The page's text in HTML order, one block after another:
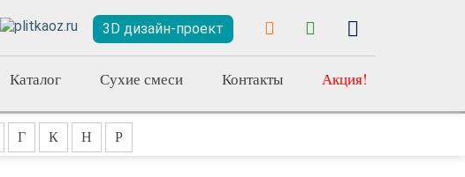
3D дизайн-проект
Каталог Сухие смеси Контакты Акция!
Г К Н Р